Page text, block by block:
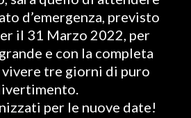
d’emergenza, previsto
il 31 Marzo 2022, per
e con la completa
vivere tre giorni di puro
per le nuove date!